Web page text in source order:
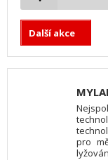
Další akce
pro